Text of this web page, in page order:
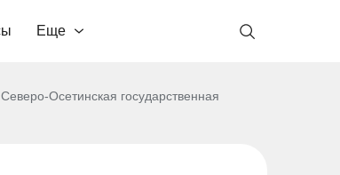
Еще
Северо-Осетинская государственная